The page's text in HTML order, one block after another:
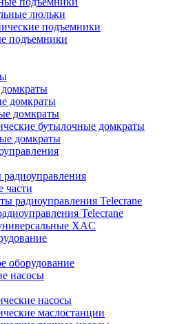
люльки
подъемники
подъемники
домкраты
домкраты
бутылочные домкраты
домкраты
части
радиоуправления Telecrane
Telecrane
XAC
оборудование
насосы
насосы
маслостанции